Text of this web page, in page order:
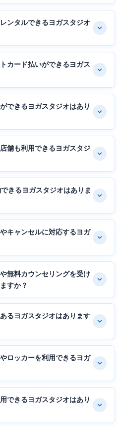
ンタルできるヨガスタジオ
カード払いができるヨガス
できるヨガスタジオはあり
舗も利用できるヨガスタジ
きるヨガスタジオはありま
キャンセルに対応するヨガ
無料カウンセリングを受け
すか？
るヨガスタジオはあります
ロッカーを利用できるヨガ
できるヨガスタジオはあり